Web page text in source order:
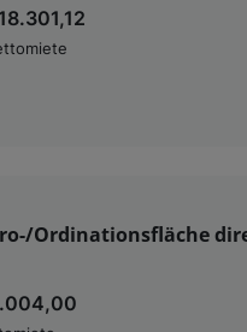
Ordinationsfläche